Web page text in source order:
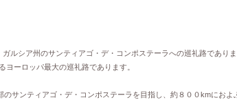
ルシア州のサンティアゴ・デ・コンポステーラへの巡礼路でありま
ーロッパ最大の巡礼路であります。
サンティアゴ・デ・コンポステーラを目指し、約８００kmにおよ